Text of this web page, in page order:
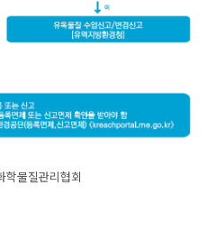
학물질관리협회